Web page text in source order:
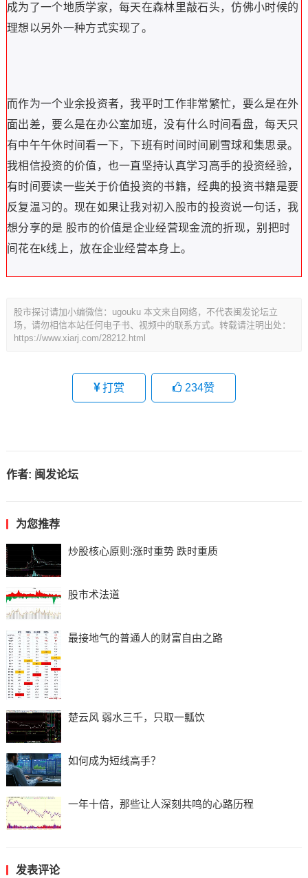
成为了一个地质学家，每天在森林里敲石头，仿佛小时候的
理想以另外一种方式实现了。
而作为一个业余投资者，我平时工作非常繁忙，要么是在外
面出差，要么是在办公室加班，没有什么时间看盘，每天只
有中午午休时间看一下，下班有时间时间刷雪球和集思录。
我相信投资的价值，也一直坚持认真学习高手的投资经验，
有时间要读一些关于价值投资的书籍，经典的投资书籍是要
反复温习的。现在如果让我对初入股市的投资说一句话，我
想分享的是 股市的价值是企业经营现金流的折现，别把时
间花在k线上，放在企业经营本身上。
股市探讨请加小编微信：ugouku 本文来自网络，不代表闽发论坛立
场，请勿相信本站任何电子书、视频中的联系方式。转载请注明出处：
https://www.xiarj.com/28212.html
打赏 234赞
作者: 闽发论坛
为您推荐
炒股核心原则:涨时重势 跌时重质
股市术法道
最接地气的普通人的财富自由之路
楚云风 弱水三千，只取一瓢饮
如何成为短线高手？
一年十倍，那些让人深刻共鸣的心路历程
发表评论